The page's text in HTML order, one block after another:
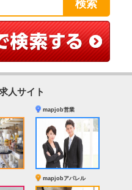
人サイト
mapjob営業
mapjobアパレル